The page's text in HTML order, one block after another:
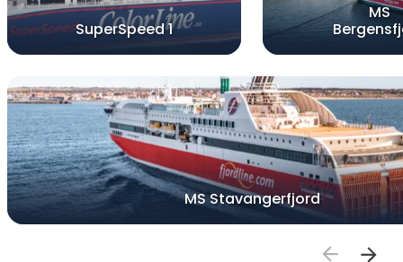
SuperSpeed 1
MS
MS Stavangerfjord